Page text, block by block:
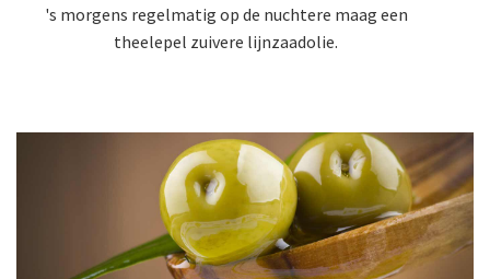
's morgens regelmatig op de nuchtere maag een
theelepel zuivere lijnzaadolie.